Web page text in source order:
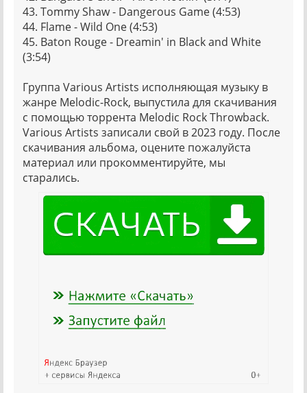
43. Tommy Shaw - Dangerous Game (4:53)
44. Flame - Wild One (4:53)
45. Baton Rouge - Dreamin' in Black and White
(3:54)
Группа Various Artists исполняющая музыку в
жанре Melodic-Rock, выпустила для скачивания
с помощью торрента Melodic Rock Throwback.
Various Artists записали свой в 2023 году. После
скачивания альбома, оцените пожалуйста
материал или прокомментируйте, мы
старались.